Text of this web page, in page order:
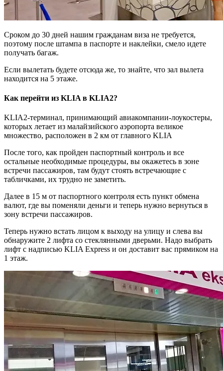
Сроком до 30 дней нашим гражданам виза не требуется,
поэтому после штампа в паспорте и наклейки, смело идете
получать багаж.
Если вылетать будете отсюда же, то знайте, что зал вылета
находится на 5 этаже.
Как перейти из KLIA в KLIA2?
KLIA2-терминал, принимающий авиакомпании-лоукостеры,
которых летает из малайзийского аэропорта великое
множество, расположен в 2 км от главного KLIA
После того, как пройден паспортный контроль и все
остальные необходимые процедуры, вы окажетесь в зоне
встречи пассажиров, там будут стоять встречающие с
табличками, их трудно не заметить.
Далее в 15 м от паспортного контроля есть пункт обмена
валют, где вы поменяли деньги и теперь нужно вернуться в
зону встречи пассажиров.
Теперь нужно встать лицом к выходу на улицу и слева вы
обнаружите 2 лифта со стеклянными дверьми. Надо выбрать
лифт с надписью KLIA Express и он доставит вас прямиком на
1 этаж.